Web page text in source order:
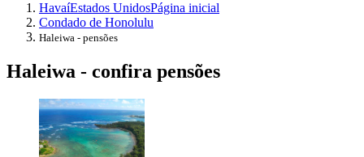
HavaíEstados UnidosPágina inicial
Condado de Honolulu
Haleiwa - pensões
Haleiwa - confira pensões